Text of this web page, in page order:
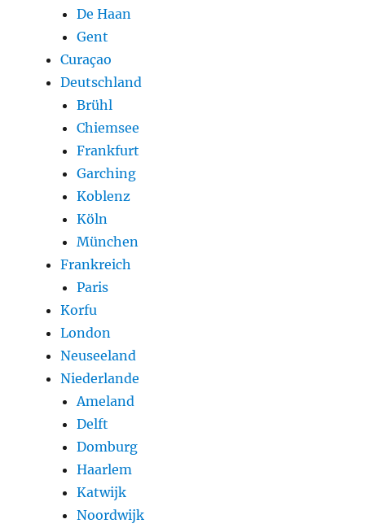
De Haan
Gent
Curaçao
Deutschland
Brühl
Chiemsee
Frankfurt
Garching
Koblenz
Köln
München
Frankreich
Paris
Korfu
London
Neuseeland
Niederlande
Ameland
Delft
Domburg
Haarlem
Katwijk
Noordwijk